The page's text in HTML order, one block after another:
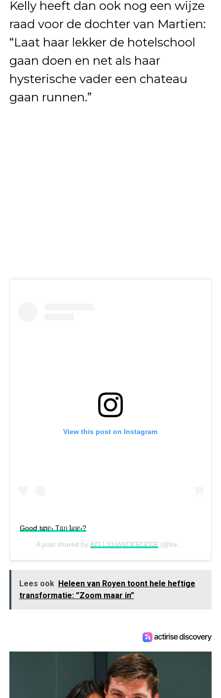
Kelly heeft dan ook nog een wijze
raad voor de dochter van Martien:
“Laat haar lekker de hotelschool
gaan doen en net als haar
hysterische vader een chateau
gaan runnen.”
View this post on Instagram
Gooᑯ tɩຕᥱ⳽ Tᥲᥒ Ꙇɩᥒᥱ⳽?
A post shared by ƘƐLLƳƲAƝƊƐRƲƐƐR (@kellyvanderveer) on
Lees ook Heleen van Royen toont hele heftige
transformatie: ”Zoom maar in”